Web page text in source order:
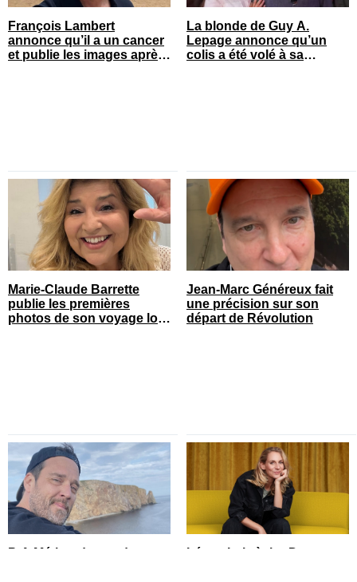
François Lambert
annonce qu’il a un cancer
et publie les images après
La blonde de Guy A.
Lepage annonce qu’un
colis a été volé à sa
Marie-Claude Barrette
publie les premières
photos de son voyage loin
Jean-Marc Généreux fait
une précision sur son
départ de Révolution
P-A Méthot donne de ses
Léane Labrèche-Dor